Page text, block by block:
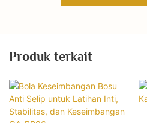
Produk terkait